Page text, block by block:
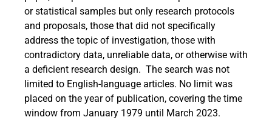
or statistical samples but only research protocols
and proposals, those that did not specifically
address the topic of investigation, those with
contradictory data, unreliable data, or otherwise with
a deficient research design. The search was not
limited to English-language articles. No limit was
placed on the year of publication, covering the time
window from January 1979 until March 2023.